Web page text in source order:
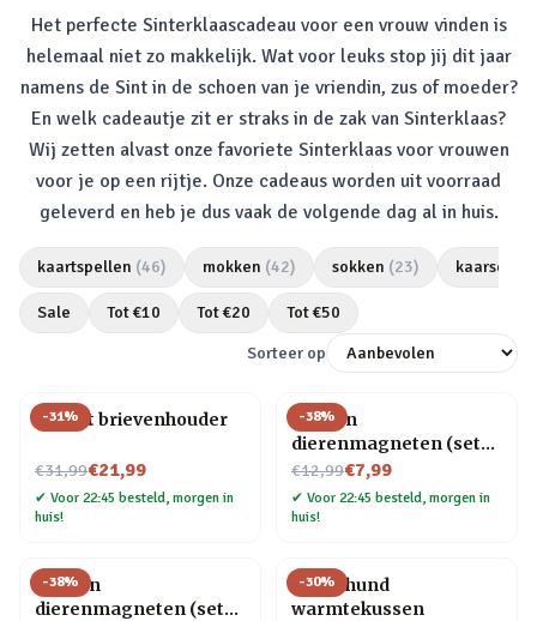
Het perfecte Sinterklaascadeau voor een vrouw vinden is
helemaal niet zo makkelijk. Wat voor leuks stop jij dit jaar
namens de Sint in de schoen van je vriendin, zus of moeder?
En welk cadeautje zit er straks in de zak van Sinterklaas?
Wij zetten alvast onze favoriete Sinterklaas voor vrouwen
voor je op een rijtje. Onze cadeaus worden uit voorraad
geleverd en heb je dus vaak de volgende dag al in huis.
kaartspellen (46) mokken (42) sokken (23) kaarsen
Sale Tot €10 Tot €20 Tot €50
Sorteer op
-31%
Olifant brievenhouder
€31,99
Nu voor€21,99
✔ Voor 22:45 besteld, morgen in
huis!
-38%
Houten
dierenmagneten (set
van 3) – Kat
€12,99
Nu voor€7,99
✔ Voor 22:45 besteld, morgen in
huis!
-38%
Houten
dierenmagneten (set
-30%
Dachshund
warmtekussen